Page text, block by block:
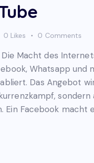
0 Likes 0 Comments
Macht des
Whatsapp und
Das Angebot
sondern
Ein Facebook macht